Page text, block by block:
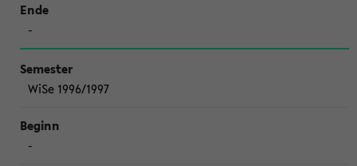
-
WiSe 1996/1997
-